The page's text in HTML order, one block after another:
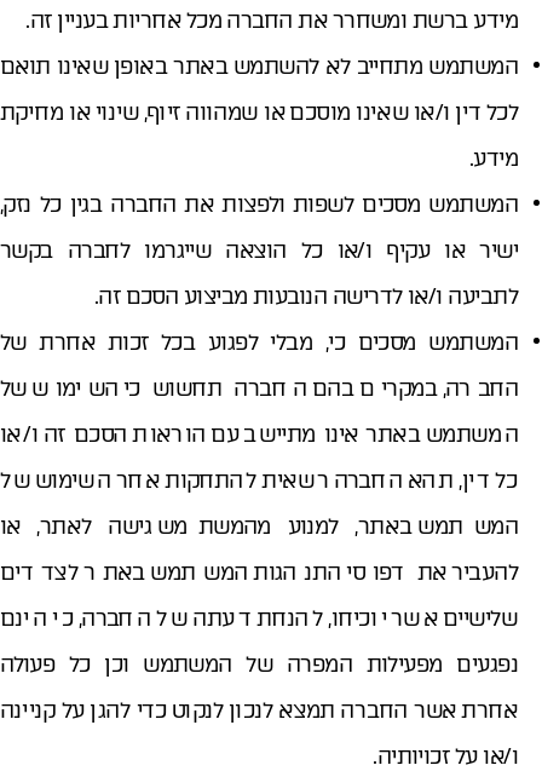
מידע ברשת ומשחרר את החברה מכל אחריות בעניין זה.
המשתמש מתחייב לא להשתמש באתר באופן שאינו תואם
לכל דין ו/או שאינו מוסכם או שמהווה זיוף, שינוי או מחיקת
מידע.
המשתמש מסכים לשפות ולפצות את החברה בגין כל נזק,
ישיר או עקיף ו/או כל הוצאה שייגרמו לחברה בקשר
לתביעה ו/או לדרישה הנובעות מביצוע הסכם זה.
המשתמש מסכים כי, מבלי לפגוע בכל זכות אחרת של
החברה, במקרים בהם החברה תחשוש כי השימוש של
המשתמש באתר אינו מתיישב עם הוראות הסכם זה ו/או
כל דין, תהא החברה רשאית להתחקות אחר השימוש של
המשתמש באתר, למנוע מהמשתמש גישה לאתר, או
להעביר את דפוסי התנהגות המשתמש באתר לצדדים
שלישיים אשר יוכיחו, להנחת דעתה של החברה, כי הינם
נפגעים מפעילות המפרה של המשתמש וכן כל פעולה
אחרת אשר החברה תמצא לנכון לנקוט כדי להגן על קניינה
ו/או על זכויותיה.